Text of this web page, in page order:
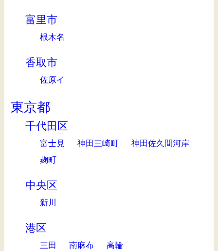
富里市
根木名
香取市
佐原イ
東京都
千代田区
富士見 神田三崎町
神田佐久間河岸
麹町
中央区
新川
港区
三田 南麻布 高輪